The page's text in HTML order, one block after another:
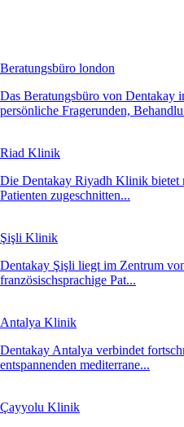
Beratungsbüro london
Das Beratungsbüro von Dentakay
persönliche Fragerunden,
Riad Klinik
Die Dentakay Riyadh Klinik bietet
Patienten zugeschnitten...
Şişli Klinik
Dentakay Şişli liegt im Zentrum
französischsprachige Pat...
Antalya Klinik
Dentakay Antalya verbindet
entspannenden mediterrane...
Çayyolu Klinik